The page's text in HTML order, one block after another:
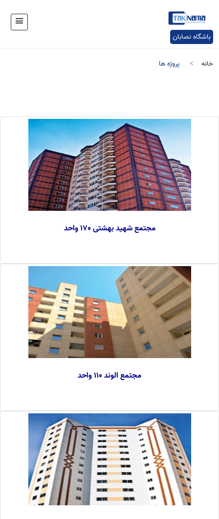
باشگاه نصابان
خانه پروژه ها
مجتمع شهید بهشتی 170 واحد
مجتمع الوند 110 واحد